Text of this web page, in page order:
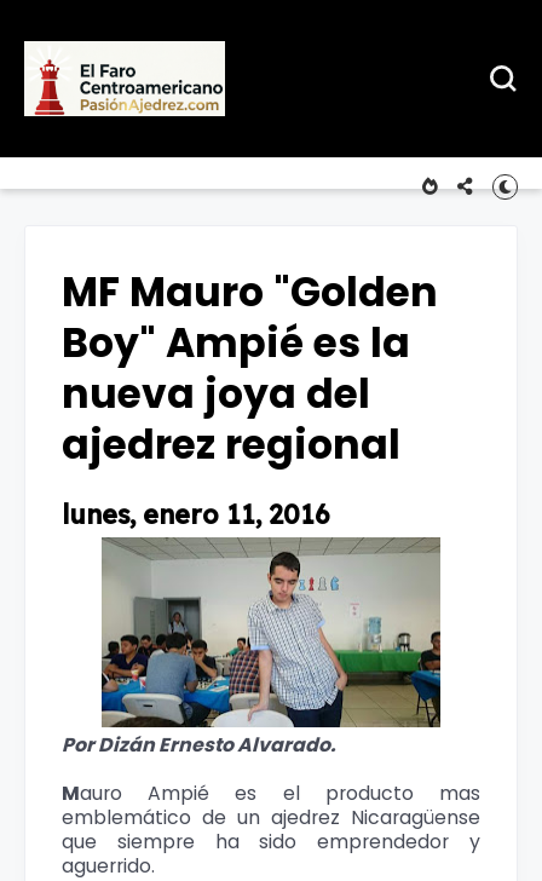
MF Mauro "Golden
Boy" Ampié es la
nueva joya del
ajedrez regional
lunes, enero 11, 2016
Por Dizán Ernesto Alvarado.
Mauro Ampié es el producto mas
emblemático de un ajedrez Nicaragüense
que siempre ha sido emprendedor y
aguerrido.